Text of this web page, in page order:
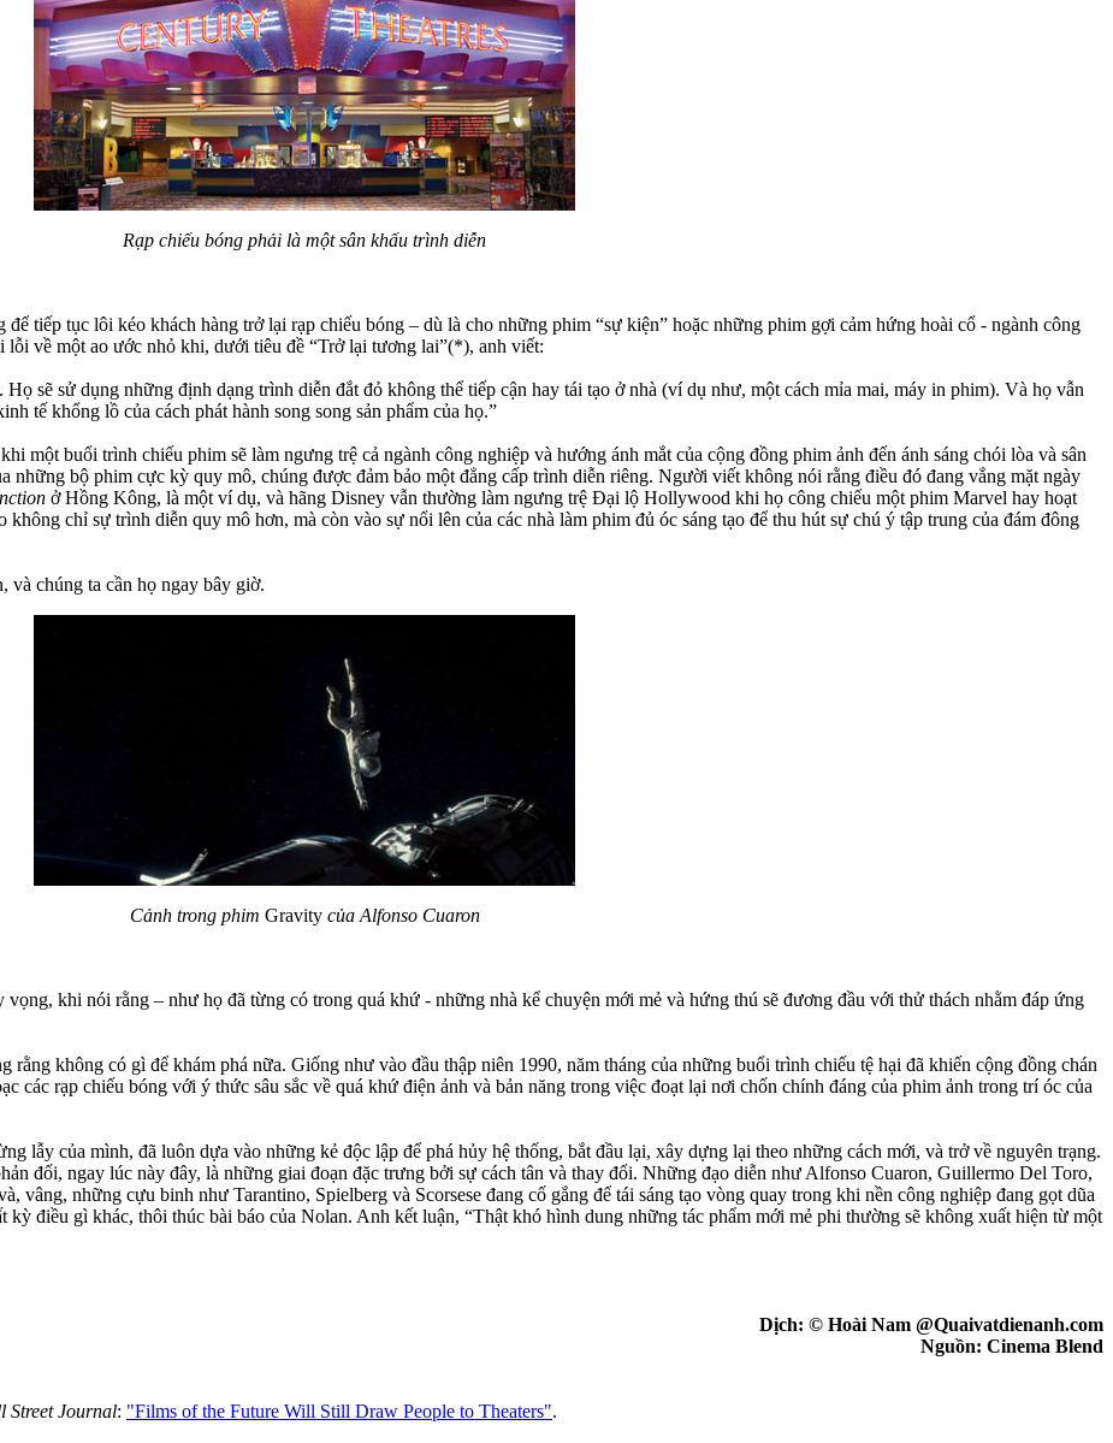
Rạp chiếu bóng phải là một sân khấu trình diễn
để tiếp tục lôi kéo khách hàng trở lại rạp chiếu bóng – dù là cho những phim “sự kiện” hoặc những phim gợi cảm hứng hoài cổ - ngành công
lỗi về một ao ước nhỏ khi, dưới tiêu đề “Trở lại tương lai”(*), anh viết:
sẽ sử dụng những định dạng trình diễn đắt đỏ không thể tiếp cận hay tái tạo ở nhà (ví dụ như, một cách mỉa mai, máy in phim). Và họ vẫn
tế khổng lồ của cách phát hành song song sản phẩm của họ.”
một buổi trình chiếu phim sẽ làm ngưng trệ cả ngành công nghiệp và hướng ánh mắt của cộng đồng phim ảnh đến ánh sáng chói lòa và sân
những bộ phim cực kỳ quy mô, chúng được đảm bảo một đẳng cấp trình diễn riêng. Người viết không nói rằng điều đó đang vắng mặt ngày
ở Hồng Kông, là một ví dụ, và hãng Disney vẫn thường làm ngưng trệ Đại lộ Hollywood khi họ công chiếu một phim Marvel hay hoạt
chỉ sự trình diễn quy mô hơn, mà còn vào sự nổi lên của các nhà làm phim đủ óc sáng tạo để thu hút sự chú ý tập trung của đám đông
và chúng ta cần họ ngay bây giờ.
Cảnh trong phim Gravitycủa Alfonso Cuaron
khi nói rằng – như họ đã từng có trong quá khứ - những nhà kể chuyện mới mẻ và hứng thú sẽ đương đầu với thử thách nhằm đáp ứng
không có gì để khám phá nữa. Giống như vào đầu thập niên 1990, năm tháng của những buổi trình chiếu tệ hại đã khiến cộng đồng chán
các rạp chiếu bóng với ý thức sâu sắc về quá khứ điện ảnh và bản năng trong việc đoạt lại nơi chốn chính đáng của phim ảnh trong trí óc của
lẫy của mình, đã luôn dựa vào những kẻ độc lập để phá hủy hệ thống, bắt đầu lại, xây dựng lại theo những cách mới, và trở về nguyên trạng.
đối, ngay lúc này đây, là những giai đoạn đặc trưng bởi sự cách tân và thay đổi. Những đạo diễn như Alfonso Cuaron, Guillermo Del Toro,
vâng, những cựu binh như Tarantino, Spielberg và Scorsese đang cố gắng để tái sáng tạo vòng quay trong khi nền công nghiệp đang gọt dũa
điều gì khác, thôi thúc bài báo của Nolan. Anh kết luận, “Thật khó hình dung những tác phẩm mới mẻ phi thường sẽ không xuất hiện từ một
Dịch: © Hoài Nam @Quaivatdienanh.com
Nguồn: Cinema Blend
Street Journal: "Films of the Future Will Still Draw People to Theaters".